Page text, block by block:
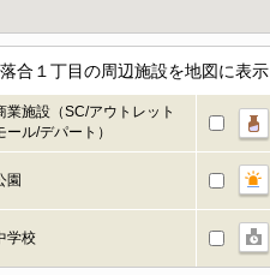
合１丁目の周辺施設を地図に表示
業施設（SC/アウトレット
ール/デパート）
園
学校